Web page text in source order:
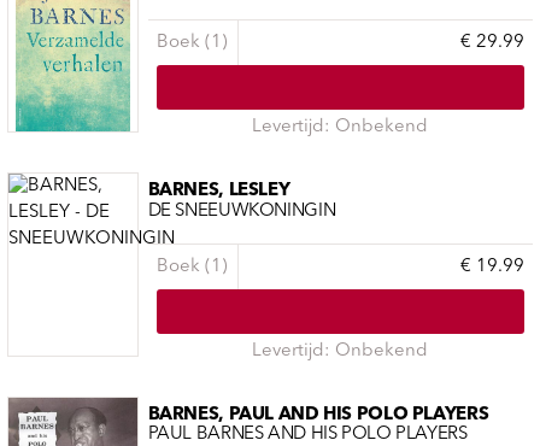
Boek (1) € 29.99
Levertijd: Onbekend
BARNES, LESLEY
DE SNEEUWKONINGIN
Boek (1) € 19.99
Levertijd: Onbekend
BARNES, PAUL AND HIS POLO PLAYERS
PAUL BARNES AND HIS POLO PLAYERS